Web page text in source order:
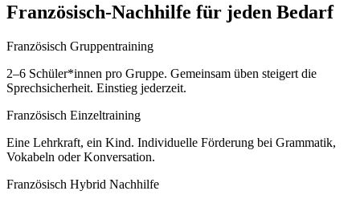
Französisch-Nachhilfe für jeden Bedarf
Französisch Gruppentraining
2–6 Schüler*innen pro Gruppe. Gemeinsam üben steigert die
Sprechsicherheit. Einstieg jederzeit.
Französisch Einzeltraining
Eine Lehrkraft, ein Kind. Individuelle Förderung bei Grammatik,
Vokabeln oder Konversation.
Französisch Hybrid Nachhilfe